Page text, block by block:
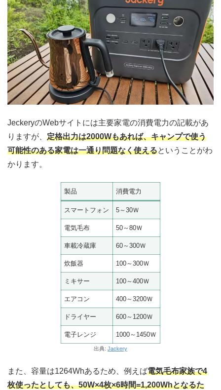
JeckeryのWebサイトには主要家電の消費電力の記載があ
りますが、 定格出力は2000Wもあれば、キャンプで使う
可能性のある家電は一通り問題なく使えるということがわ
かります。
製品 消費電力
スマートフォン 5～30Ｗ
電気毛布 50～80Ｗ
車載冷蔵庫 60～300Ｗ
炊飯器 100～300Ｗ
ミキサー 100～400Ｗ
エアコン 400～3200Ｗ
ドライヤー 600～1200Ｗ
電子レンジ 1000～1450Ｗ
出典: Jackery
また、容量は1264Whあるため、例えば電気毛布家族で4
枚使ったとしても、50W×4枚×6時間=1,200Whとなるた